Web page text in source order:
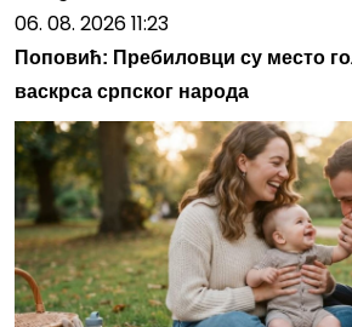
06. 08. 2026 11:23
Поповић: Пребиловци су место
васкрса српског народа